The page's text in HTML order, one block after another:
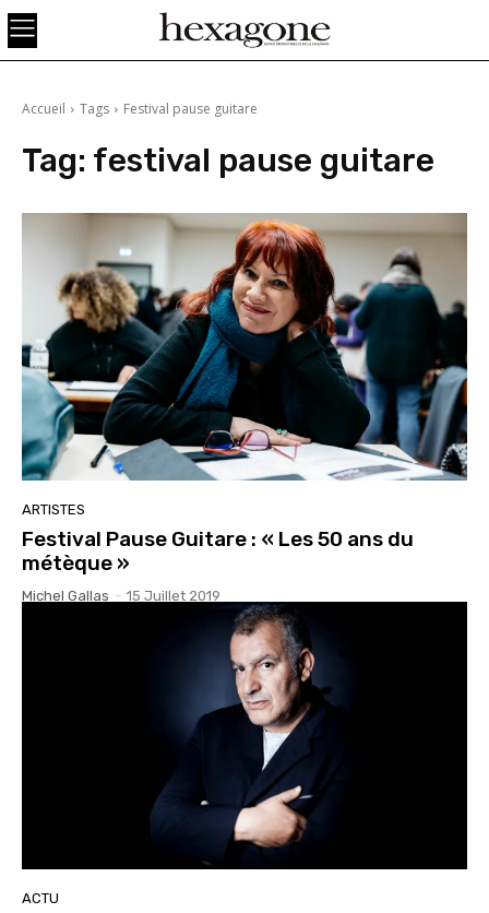
Accueil Tags Festival pause guitare
Tag: festival pause guitare
ARTISTES
Festival Pause Guitare : « Les 50 ans du
métèque »
Michel Gallas - 15 Juillet 2019
ACTU